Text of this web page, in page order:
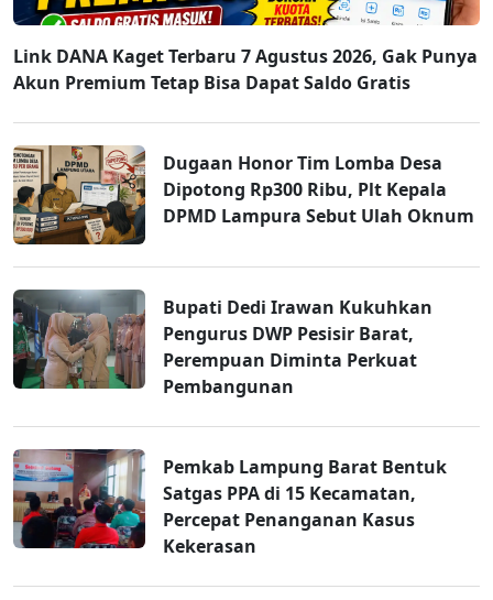
Link DANA Kaget Terbaru 7 Agustus 2026, Gak Punya
Akun Premium Tetap Bisa Dapat Saldo Gratis
Dugaan Honor Tim Lomba Desa
Dipotong Rp300 Ribu, Plt Kepala
DPMD Lampura Sebut Ulah Oknum
Bupati Dedi Irawan Kukuhkan
Pengurus DWP Pesisir Barat,
Perempuan Diminta Perkuat
Pembangunan
Pemkab Lampung Barat Bentuk
Satgas PPA di 15 Kecamatan,
Percepat Penanganan Kasus
Kekerasan